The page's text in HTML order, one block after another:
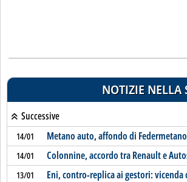
NOTIZIE NELLA
Successive
14/01 Metano auto, affondo di
14/01 Colonnine, accordo tra Renault e
13/01 Eni, contro-replica ai gestori: vicenda